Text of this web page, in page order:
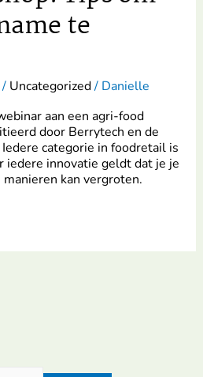
te
/ Uncategorized/ Danielle
aan een agri-food
door Berrytech en de
categorie in foodretail is
iedere innovatie geldt dat je je
kan vergroten.